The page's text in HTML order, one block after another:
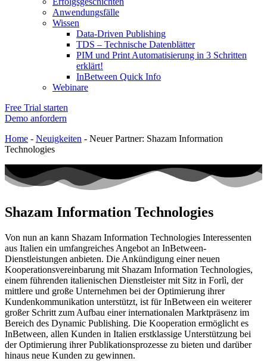
Anwendungsfälle
Wissen
Data-Driven Publishing
TDS – Technische Datenblätter
PIM und Print Automatisierung in 3 Schritten
erklärt!
InBetween Quick Info
Webinare
Free Trial starten
Demo anfordern
Home - Neuigkeiten - Neuer Partner: Shazam Information
Technologies
Shazam Information Technologies
Von nun an kann Shazam Information Technologies Interessenten
aus Italien ein umfangreiches Angebot an InBetween-
Dienstleistungen anbieten. Die Ankündigung einer neuen
Kooperationsvereinbarung mit Shazam Information Technologies,
einem führenden italienischen Dienstleister mit Sitz in Forlì, der
mittlere und große Unternehmen bei der Optimierung ihrer
Kundenkommunikation unterstützt, ist für InBetween ein weiterer
großer Schritt zum Aufbau einer internationalen Marktpräsenz im
Bereich des Dynamic Publishing. Die Kooperation ermöglicht es
InBetween, allen Kunden in Italien erstklassige Unterstützung bei
der Optimierung ihrer Publikationsprozesse zu bieten und darüber
hinaus neue Kunden zu gewinnen.